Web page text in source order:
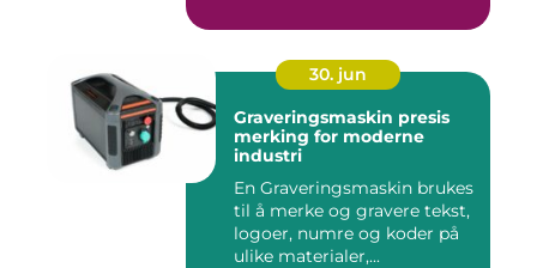
30. jun
Graveringsmaskin presis
merking for moderne
industri
En Graveringsmaskin brukes
til å merke og gravere tekst,
logoer, numre og koder på
ulike materialer,...